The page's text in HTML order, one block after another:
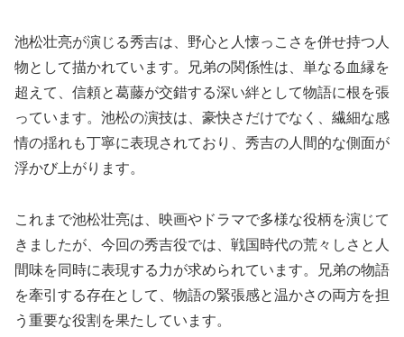
池松壮亮が演じる秀吉は、野心と人懐っこさを併せ持つ人
物として描かれています。兄弟の関係性は、単なる血縁を
超えて、信頼と葛藤が交錯する深い絆として物語に根を張
っています。池松の演技は、豪快さだけでなく、繊細な感
情の揺れも丁寧に表現されており、秀吉の人間的な側面が
浮かび上がります。
これまで池松壮亮は、映画やドラマで多様な役柄を演じて
きましたが、今回の秀吉役では、戦国時代の荒々しさと人
間味を同時に表現する力が求められています。兄弟の物語
を牽引する存在として、物語の緊張感と温かさの両方を担
う重要な役割を果たしています。